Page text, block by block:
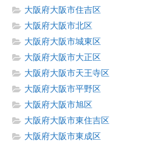
大阪府大阪市住吉区
大阪府大阪市北区
大阪府大阪市城東区
大阪府大阪市大正区
大阪府大阪市天王寺区
大阪府大阪市平野区
大阪府大阪市旭区
大阪府大阪市東住吉区
大阪府大阪市東成区